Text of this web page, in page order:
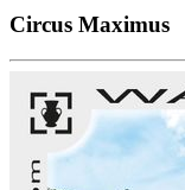
Circus Maximus